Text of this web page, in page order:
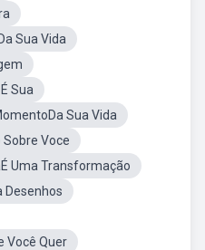
Sua Vida
Sua
Sua Vida
Voce
Uma Transformação
Desenhos
Você Quer